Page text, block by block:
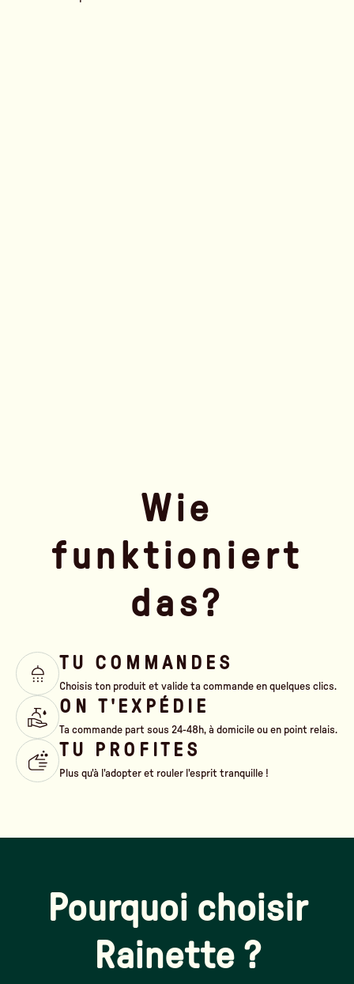
Wie
funktioniert
das?
TU COMMANDES
Choisis ton produit et valide ta commande en quelques clics.
ON T'EXPÉDIE
Ta commande part sous 24-48h, à domicile ou en point relais.
TU PROFITES
Plus qu'à l'adopter et rouler l'esprit tranquille !
Pourquoi choisir
Rainette ?